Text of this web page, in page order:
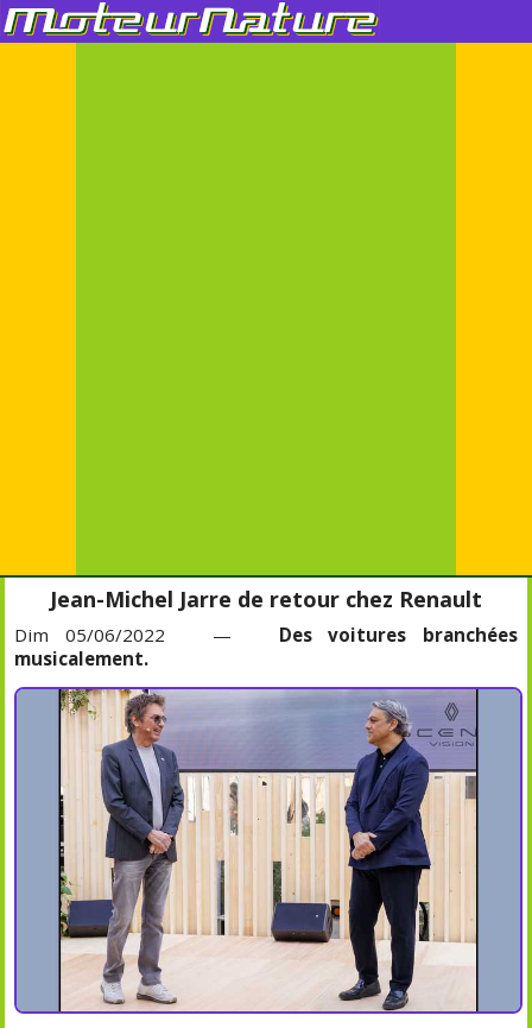
Jean-Michel Jarre de retour chez Renault
Dim 05/06/2022 — Des voitures branchées
musicalement.